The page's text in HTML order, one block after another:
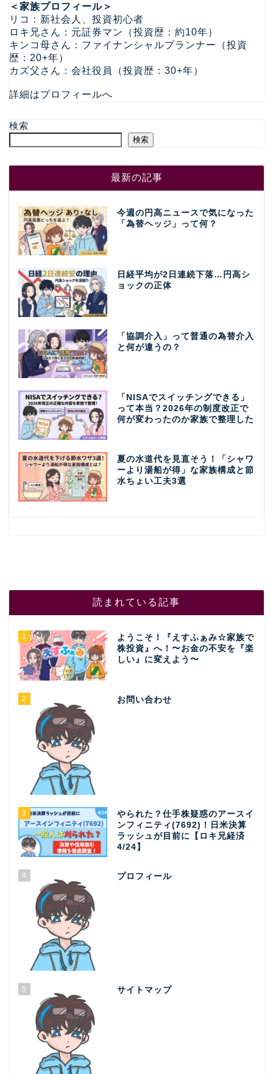
＜家族プロフィール＞
リコ：新社会人、投資初心者
ロキ兄さん：元証券マン（投資歴：約10年）
キンコ母さん：ファイナンシャルプランナー（投資
歴：20+年）
カズ父さん：会社役員（投資歴：30+年）
詳細はプロフィールへ
検索
検索
最新の記事
今週の円高ニュースで気になった
「為替ヘッジ」って何？
日経平均が2日連続下落…円高シ
ョックの正体
「協調介入」って普通の為替介入
と何が違うの？
「NISAでスイッチングできる」
って本当？2026年の制度改正で
何が変わったのか家族で整理した
夏の水道代を見直そう！「シャワ
ーより湯船が得」な家族構成と節
水ちょい工夫3選
読まれている記事
1
ようこそ！『えすふぁみ☆家族で
株投資』へ！〜お金の不安を『楽
しい』に変えよう〜
2 お問い合わせ
3
やられた？仕手株疑惑のアースイ
ンフィニティ(7692)！日米決算
ラッシュが目前に【ロキ兄経済
4/24】
4 プロフィール
5 サイトマップ